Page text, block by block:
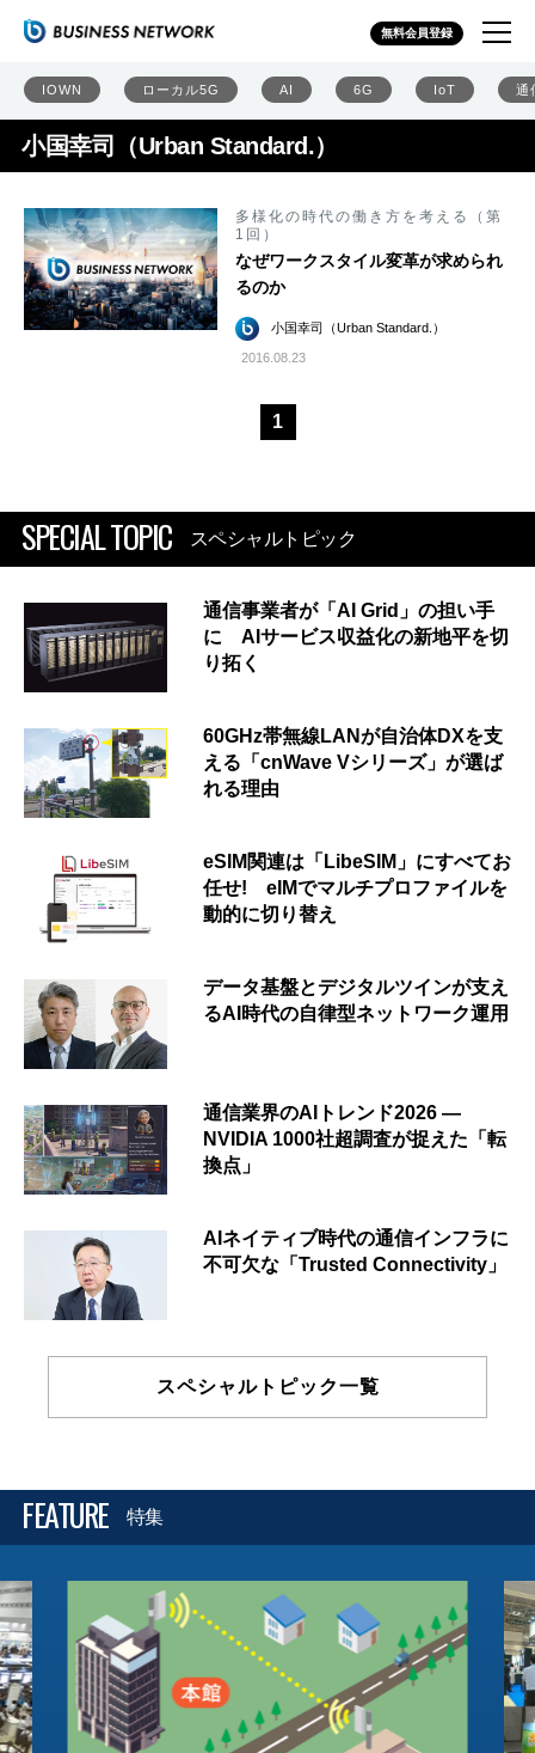
無料会員登録
IOWN ローカル5G AI 6G IoT 通
小国幸司（Urban Standard.）
多様化の時代の働き方を考える（第
1回）
なぜワークスタイル変革が求められ
るのか
小国幸司（Urban Standard.）
2016.08.23
1
SPECIAL TOPIC スペシャルトピック
通信事業者が「AI Grid」の担い手
に AIサービス収益化の新地平を切
り拓く
60GHz帯無線LANが自治体DXを支
える「cnWave Vシリーズ」が選ば
れる理由
eSIM関連は「LibeSIM」にすべてお
任せ! eIMでマルチプロファイルを
動的に切り替え
データ基盤とデジタルツインが支え
るAI時代の自律型ネットワーク運用
通信業界のAIトレンド2026 ―
NVIDIA 1000社超調査が捉えた「転
換点」
AIネイティブ時代の通信インフラに
不可欠な「Trusted Connectivity」
スペシャルトピック一覧
FEATURE 特集